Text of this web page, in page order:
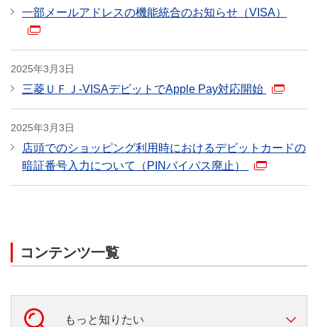
害）
国内
（死亡後遺障害）
一部メールアドレスの機能統合のお知らせ（VISA）
2025年3月3日
三菱ＵＦＪ-VISAデビットでApple Pay対応開始
2025年3月3日
店頭でのショッピング利用時におけるデビットカードの
暗証番号入力について（PINバイパス廃止）
コンテンツ一覧
もっと知りたい